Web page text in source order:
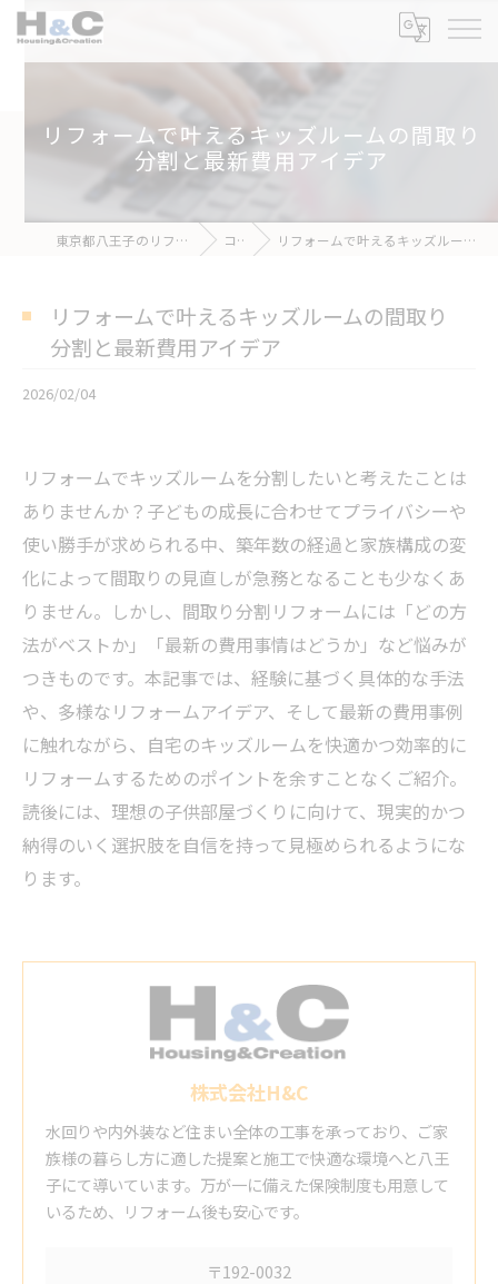
リフォームで叶えるキッズルームの間取り
分割と最新費用アイデア
東京都八王子のリフォームなら株式会社H&C コラム リフォームで叶えるキッズルームの間取り分割と最新費用アイデア
リフォームで叶えるキッズルームの間取り
分割と最新費用アイデア
2026/02/04
リフォームでキッズルームを分割したいと考えたことは
ありませんか？子どもの成長に合わせてプライバシーや
使い勝手が求められる中、築年数の経過と家族構成の変
化によって間取りの見直しが急務となることも少なくあ
りません。しかし、間取り分割リフォームには「どの方
法がベストか」「最新の費用事情はどうか」など悩みが
つきものです。本記事では、経験に基づく具体的な手法
や、多様なリフォームアイデア、そして最新の費用事例
に触れながら、自宅のキッズルームを快適かつ効率的に
リフォームするためのポイントを余すことなくご紹介。
読後には、理想の子供部屋づくりに向けて、現実的かつ
納得のいく選択肢を自信を持って見極められるようにな
ります。
株式会社H&C
水回りや内外装など住まい全体の工事を承っており、ご家
族様の暮らし方に適した提案と施工で快適な環境へと八王
子にて導いています。万が一に備えた保険制度も用意して
いるため、リフォーム後も安心です。
〒192-0032